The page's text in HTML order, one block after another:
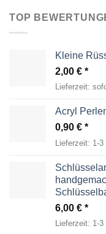
TOP
Kleine
2,00 €
Lieferzeit:
Acryl
0,90 €
Lieferzeit: 1-3
6,00 €
Lieferzeit: 1-3